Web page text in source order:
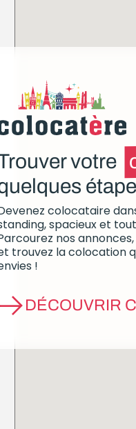
votre
colocataire
spacieux et
nos
trouvez la colocation
!
DÉCOUVRIR